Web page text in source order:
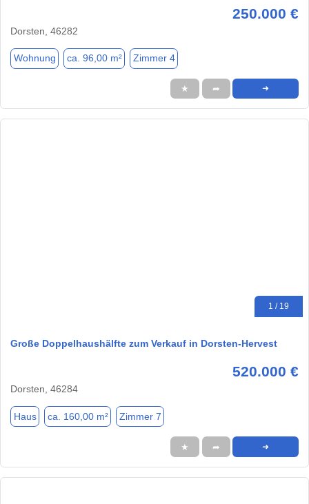
250.000 €
Dorsten, 46282
Wohnung ca. 96,00 m² Zimmer 4
★ ➦ ➜
1 / 19
Große Doppelhaushälfte zum Verkauf in Dorsten-Hervest
520.000 €
Dorsten, 46284
Haus ca. 160,00 m² Zimmer 7
★ ➦ ➜